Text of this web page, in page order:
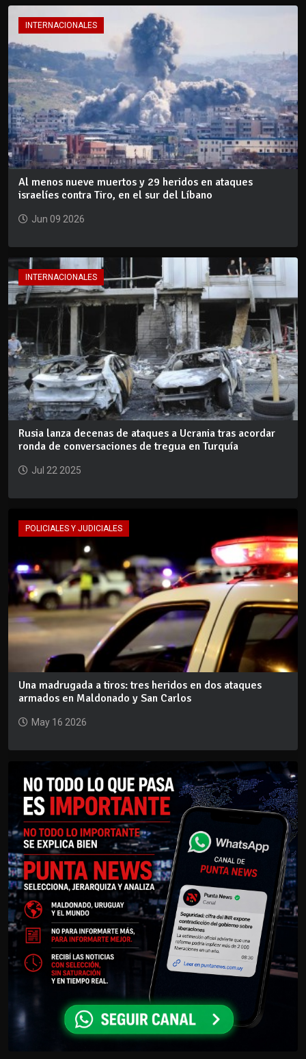
INTERNACIONALES
Al menos nueve muertos y 29 heridos en ataques
israelíes contra Tiro, en el sur del Líbano
Jun 09 2026
INTERNACIONALES
Rusia lanza decenas de ataques a Ucrania tras acordar
ronda de conversaciones de tregua en Turquía
Jul 22 2025
POLICIALES Y JUDICIALES
Una madrugada a tiros: tres heridos en dos ataques
armados en Maldonado y San Carlos
May 16 2026